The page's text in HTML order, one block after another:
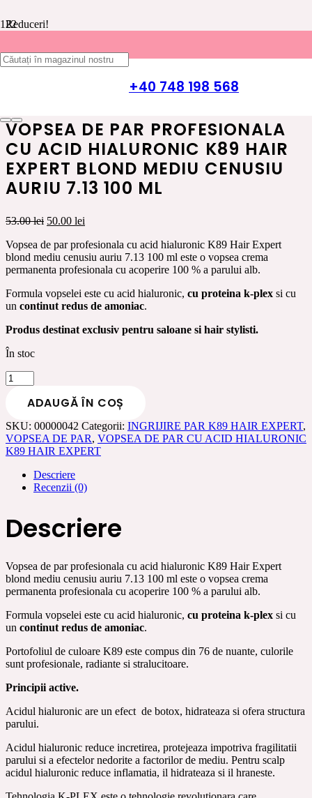
+40 748 198 568
Reduceri!
Prima pagină/INGRIJIRE PAR K89 HAIR EXPERT/VOPSEA
/ Vopsea de par profesionala cu acid hialuronic
VOPSEA DE PAR PROFESIONALA
CU ACID HIALURONIC K89 HAIR
EXPERT BLOND MEDIU CENUSIU
AURIU 7.13 100 ML
53.00lei Prețul
a
fost:
53.00 lei.
50.00 lei
este:
50.00 lei.
Vopsea de par profesionala cu acid hialuronic K89 Hair Expert
blond mediu cenusiu auriu 7.13 100 ml este o vopsea crema
permanenta profesionala cu acoperire 100 % a parului alb.
Formula vopselei este cu acid hialuronic, cu proteina k-plex si cu
un continut redus de amoniac.
Produs destinat exclusiv pentru saloane si hair stylisti.
În stoc
Cantitate
Vopsea
profesionala
cu
acid
K89
Hair
mediu
cenusiu
7.13
100
ml
ADAUGĂ ÎN COȘ
SKU: 00000042 Categorii: INGRIJIRE PAR K89 HAIR EXPERT,
VOPSEA DE PAR, VOPSEA DE PAR CU ACID HIALURONIC
K89 HAIR EXPERT
Descriere
Recenzii (0)
Descriere
Vopsea de par profesionala cu acid hialuronic K89 Hair Expert
blond mediu cenusiu auriu 7.13 100 ml este o vopsea crema
permanenta profesionala cu acoperire 100 % a parului alb.
Formula vopselei este cu acid hialuronic, cu proteina k-plex si cu
un continut redus de amoniac.
Portofoliul de culoare K89 este compus din 76 de nuante, culorile
sunt profesionale, radiante si stralucitoare.
Principii active.
Acidul hialuronic are un efect de botox, hidrateaza si ofera structura
parului.
Acidul hialuronic reduce incretirea, protejeaza impotriva fragilitatii
parului si a efectelor nedorite a factorilor de mediu. Pentru scalp
acidul hialuronic reduce inflamatia, il hidrateaza si il hraneste.